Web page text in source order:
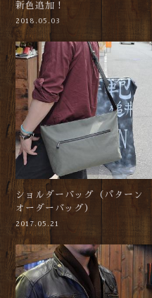
新色追加！
2018.05.03
ショルダーバッグ（パターン
オーダーバッグ）
2017.05.21